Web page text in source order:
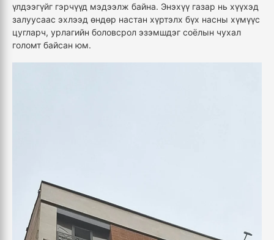
үлдээгүйг гэрчүүд мэдээлж байна. Энэхүү газар нь хүүхэд
залуусаас эхлээд өндөр настан хүртэлх бүх насны хүмүүс
цугларч, урлагийн боловсрол эзэмшдэг соёлын чухал
голомт байсан юм.